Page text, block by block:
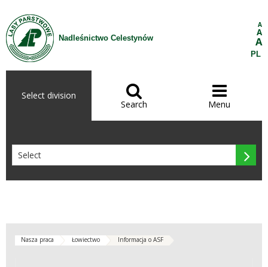
Skip to Content
Nadleśnictwo Celestynów
A
A
A
PL
Select division 
Search

Menu

Nasza praca Łowiectwo Informacja o ASF